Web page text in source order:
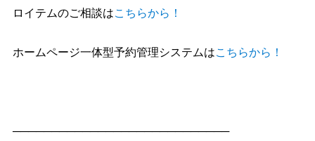
ロイテムのご相談はこちらから！
ホームページ一体型予約管理システムはこちらから！
────────────────────────────